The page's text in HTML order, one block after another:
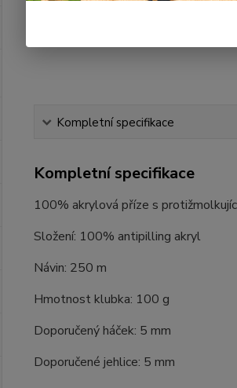
Kompletní specifikace
Kompletní specifikace
100% akrylová příze s
Složení: 100% antipilling akryl
Návin: 250 m
Hmotnost klubka: 100 g
Doporučený háček: 5 mm
Doporučené jehlice: 5 mm